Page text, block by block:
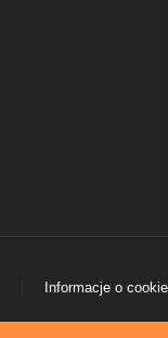
Informacje o